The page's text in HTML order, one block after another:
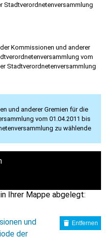
Stadtverordnetenversammlung
Kommissionen und anderer
vom
Stadtverordnetenversammlung
und anderer Gremien für die
vom 01.04.2011 bis
zu wählende
Ihrer Mappe abgelegt:
und
der
Entfernen